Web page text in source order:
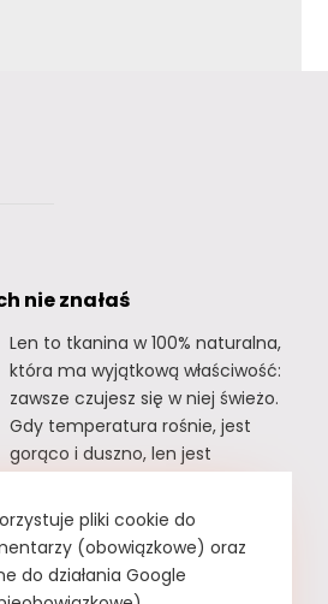
nie znałaś
Len to tkanina w 100% naturalna,
która ma wyjątkową właściwość:
zawsze czujesz się w niej świeżo.
Gdy temperatura rośnie, jest
gorąco i duszno, len jest
faktów o lnie, których
prawdopodobnie nie znałaś. Fakty
o lnie, których nie znałaś Lnu nie
trzeba prasować. Wystarczy tzw.
pliki cookie do
(obowiązkowe) oraz
do działania Google